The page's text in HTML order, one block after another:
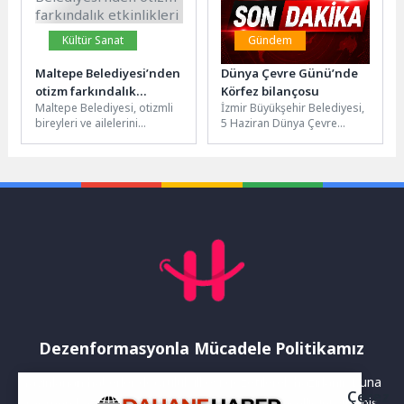
Kültür Sanat
Maltepe Belediyesi’nden
otizm farkındalık
etkinlikleri
Maltepe Belediyesi, otizmli
bireyleri ve ailelerini
Gündem
Dünya Çevre Günü’nde
Körfez bilançosu
İzmir Büyükşehir Belediyesi,
5 Haziran Dünya Çevre
Dezenformasyonla Mücadele Politikamız
Yayınlanan haberler doğruluk ilkesi gözetilerek hazırlanır. Buna
Çerez